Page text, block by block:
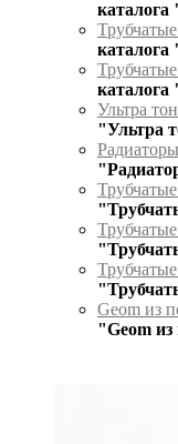
Ультра
"Ультра
Geom из
"Geom